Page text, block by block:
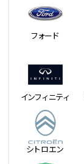
フォード
インフィニティ
シトロエン